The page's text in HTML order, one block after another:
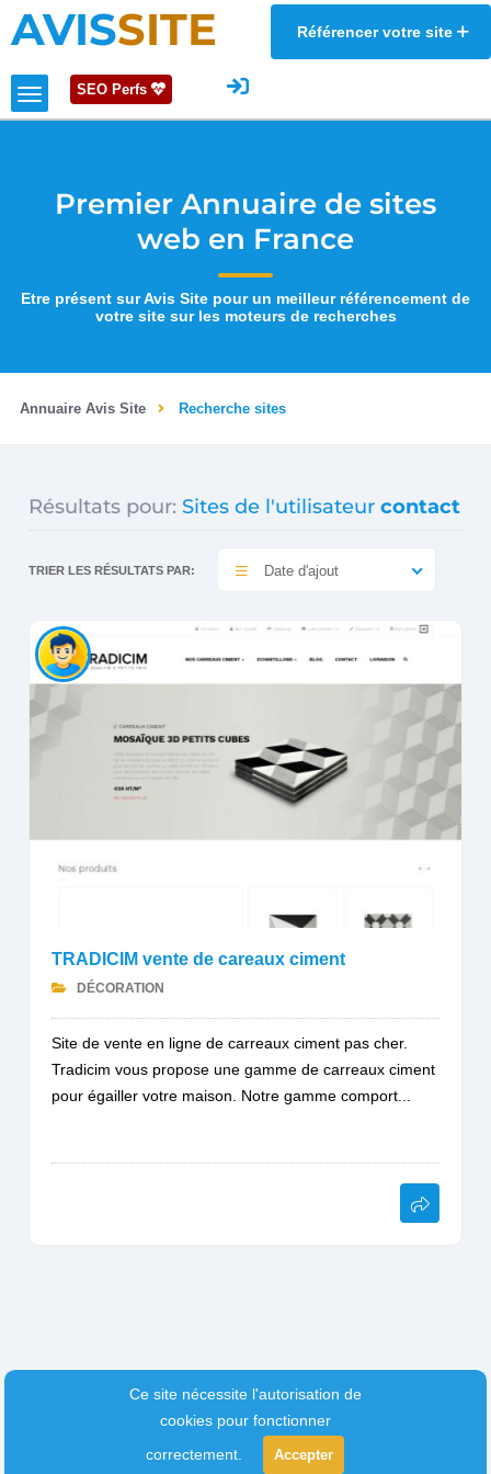
AVISSITE Référencer votre site
SEO Perfs
Premier Annuaire de sites
web en France
Etre présent sur Avis Site pour un meilleur référencement de
votre site sur les moteurs de recherches
Annuaire Avis Site Recherche sites
Résultats pour: Sites de l'utilisateur contact
TRIER LES RÉSULTATS PAR: Date d'ajout
TRADICIM vente de careaux ciment
DÉCORATION
Site de vente en ligne de carreaux ciment pas cher.
Tradicim vous propose une gamme de carreaux ciment
pour égailler votre maison. Notre gamme comport...
Ce site nécessite l'autorisation de
cookies pour fonctionner
correctement.
Accepter